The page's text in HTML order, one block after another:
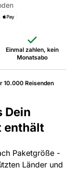
Einmal zahlen, kein
Monatsabo
10.000 Reisenden
Dein
enthält
Paketgröße -
Länder und